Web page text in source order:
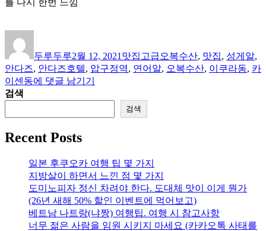
이
두루두루일
자
2월 12, 2021고
리
맛집 고급오복수산, 맛집, 성게알,
안다즈, 안다즈호텔, 압구정역, 연어알, 오복수산, 이쿠라동, 카
이센동[맛
가]
급
복
수
산
에 댓글 남기기
검색
검색
Recent Posts
일본 후쿠오카 여행 팁 몇 가지
지방살이 하면서 느낀 점 몇 가지
도미노피자 정신 차려야 한다. 도대체 맛이 이게 뭔가
(26년 새해 50% 할인 이벤트에 먹어보고)
베트남 나트랑(냐짱) 여행팁. 여행 시 참고사항
너무 젊은 사람을 임원 시키지 마세요 (카카오톡 사태를